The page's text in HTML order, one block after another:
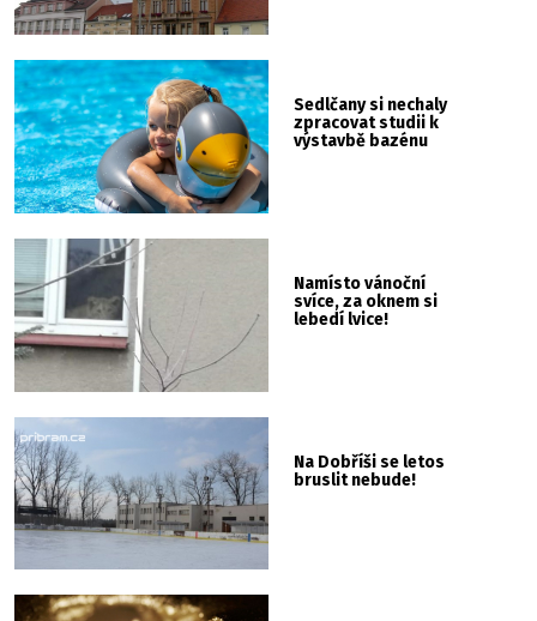
Sedlčany si nechaly
zpracovat studii k
výstavbě bazénu
Namísto vánoční
svíce, za oknem si
lebedí lvice!
Na Dobříši se letos
bruslit nebude!